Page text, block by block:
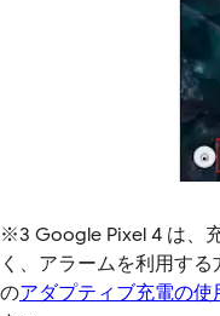
※3 Google Pixel 4 は、
く、アラームを利用す
のアダプティブ充電の使